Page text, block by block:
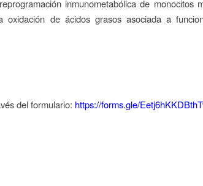
inmunometabólica de monocitos
oxidación de ácidos grasos asociada a
del formulario: https://forms.gle/